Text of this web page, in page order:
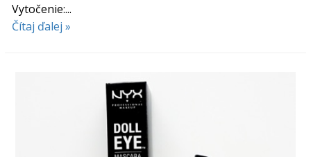
Vytočenie:...
Čítaj ďalej »